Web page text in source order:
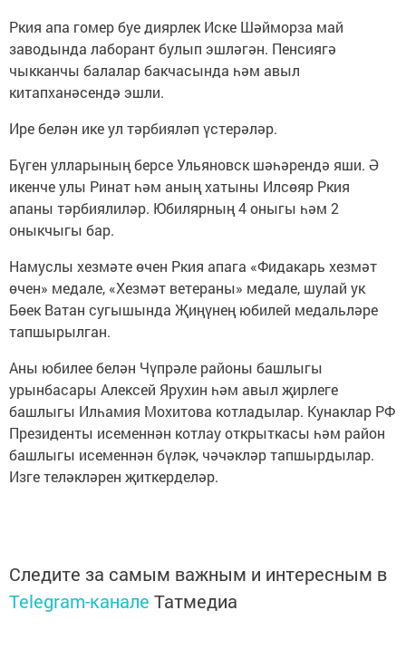
Ркия апа гомер буе диярлек Иске Шәйморза май
заводында лаборант булып эшләгән. Пенсиягә
чыкканчы балалар бакчасында һәм авыл
китапханәсендә эшли.
Ире белән ике ул тәрбияләп үстерәләр.
Бүген улларының берсе Ульяновск шәһәрендә яши. Ә
икенче улы Ринат һәм аның хатыны Илсөяр Ркия
апаны тәрбиялиләр. Юбилярның 4 оныгы һәм 2
оныкчыгы бар.
Намуслы хезмәте өчен Ркия апага «Фидакарь хезмәт
өчен» медале, «Хезмәт ветераны» медале, шулай ук
Бөек Ватан сугышында Җиңүнең юбилей медальләре
тапшырылган.
Аны юбилее белән Чүпрәле районы башлыгы
урынбасары Алексей Ярухин һәм авыл җирлеге
башлыгы Илһамия Мохитова котладылар. Кунаклар РФ
Президенты исеменнән котлау открыткасы һәм район
башлыгы исеменнән бүләк, чәчәкләр тапшырдылар.
Изге теләкләрен җиткерделәр.
Следите за самым важным и интересным в
Telegram-канале Татмедиа